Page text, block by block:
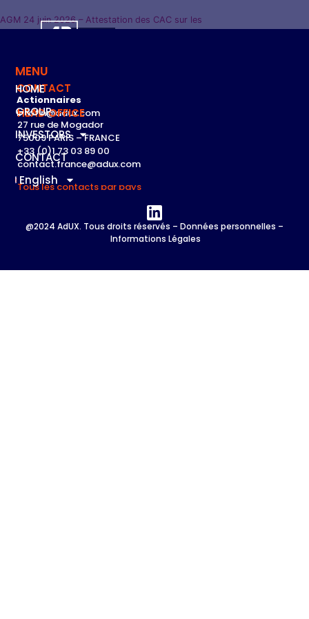
AGM 24 juin 2026 – Attestation des CAC sur les
rémunérations
Télécharger
MENU
HOME
GROUP
INVESTORS
CONTACT
English
CONTACT
Actionnaires
infofin@adux.com
HEAD OFFICE
27 rue de Mogador
75009 PARIS – FRANCE
+33 (0)1 73 03 89 00
contact.france@adux.com
Tous les contacts par pays
@2024 AdUX. Tous droits réservés – Données personnelles –
Informations Légales​